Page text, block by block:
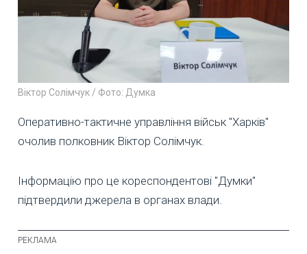
Віктор Солімчук / Фото: Думка
Оперативно-тактичне управління військ "Харків"
очолив полковник Віктор Солімчук.
Інформацію про це кореспондентові "Думки"
підтвердили джерела в органах влади.